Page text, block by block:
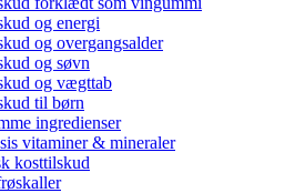
og energi
og overgangsalder
og søvn
og vægttab
til børn
ingredienser
vitaminer & mineraler
kosttilskud